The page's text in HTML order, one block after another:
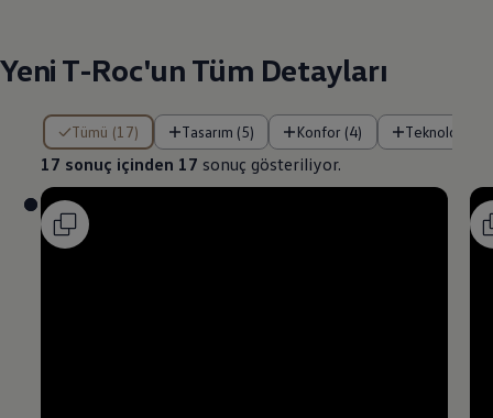
Yeni T-Roc'un Tüm Detayları
Tümü (17) Tasarım (5) Konfor (4) Teknoloji (4)
17 sonuç içinden 17 sonuç gösteriliyor.
17 sonuç içinden 17 sonuç gösteriliyor.